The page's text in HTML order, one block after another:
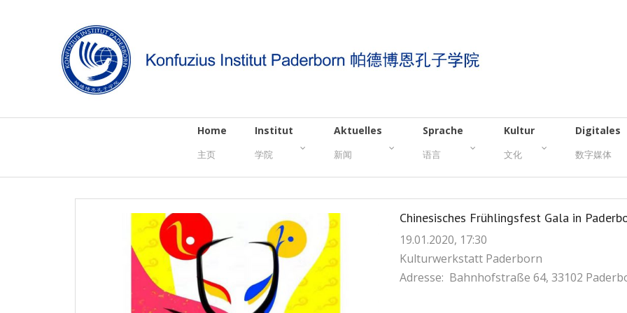
Home
主页
Institut
学院
Aktuelles
新闻
Sprache
语言
Kultur
文化
Digitales
数字媒体
Chinesisches Frühlingsfest Gala in
19.01.2020, 17:30
Kulturwerkstatt Paderborn
Adresse: Bahnhofstraße 64, 33102